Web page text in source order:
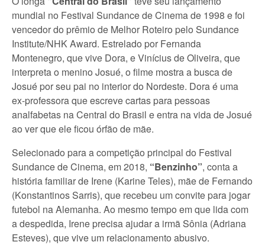
mundial no Festival Sundance de Cinema de 1998 e foi
vencedor do prêmio de Melhor Roteiro pelo Sundance
Institute/NHK Award. Estrelado por Fernanda
Montenegro, que vive Dora, e Vinícius de Oliveira, que
interpreta o menino Josué, o filme mostra a busca de
Josué por seu pai no interior do Nordeste. Dora é uma
ex-professora que escreve cartas para pessoas
analfabetas na Central do Brasil e entra na vida de Josué
ao ver que ele ficou órfão de mãe.
Selecionado para a competição principal do Festival
Sundance de Cinema, em 2018, “Benzinho”, conta a
história familiar de Irene (Karine Teles), mãe de Fernando
(Konstantinos Sarris), que recebeu um convite para jogar
futebol na Alemanha. Ao mesmo tempo em que lida com
a despedida, Irene precisa ajudar a irmã Sônia (Adriana
Esteves), que vive um relacionamento abusivo.